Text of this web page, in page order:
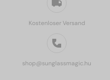
Kostenloser Versand
shop@sunglassmagic.hu